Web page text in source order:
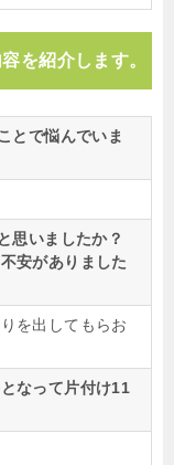
を紹介します。
とで悩んでいま
思いましたか？
安がありました
を出してもらお
なって片付け11